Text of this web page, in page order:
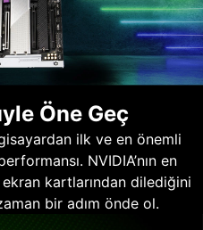
Öne Geç
ilk ve en önemli
NVIDIA’nın en
kartlarından dilediğini
bir adım önde ol.